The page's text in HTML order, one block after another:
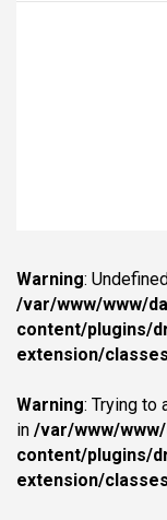
Warning:
/var/www/www/
content/plugins/
extension/
Warning: Trying to
in /var/www/
content/plugins/
extension/